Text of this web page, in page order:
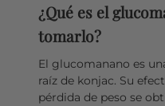
¿Qué es el
tomarlo?
El glucomanano es
raíz de konjac. Su
pérdida de peso se